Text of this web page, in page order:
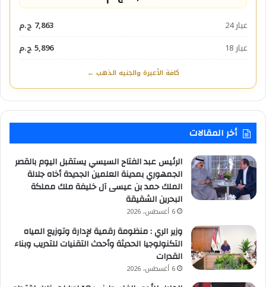
عيار 24
7,863 ج.م
عيار 18
5,896 ج.م
كافة الأعيرة والجنيه الذهب ←
أخر المقالات
الرئيس عبد الفتاح السيسي يستقبل اليوم بالقصر
الجمهوري بمدينة العلمين الجديدة أخاه جلالة
الملك حمد بن عيسى آل خليفة ملك مملكة
البحرين الشقيقة
6 أغسطس، 2026
وزير الري : منظومة رقمية لإدارة وتوزيع المياه
التكنولوجيا الحديثة وأحدث التقنيات للتدريب وبناء
القدرات
6 أغسطس، 2026